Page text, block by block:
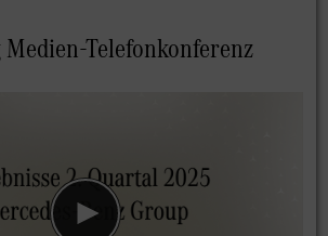
Telefonkonferenz